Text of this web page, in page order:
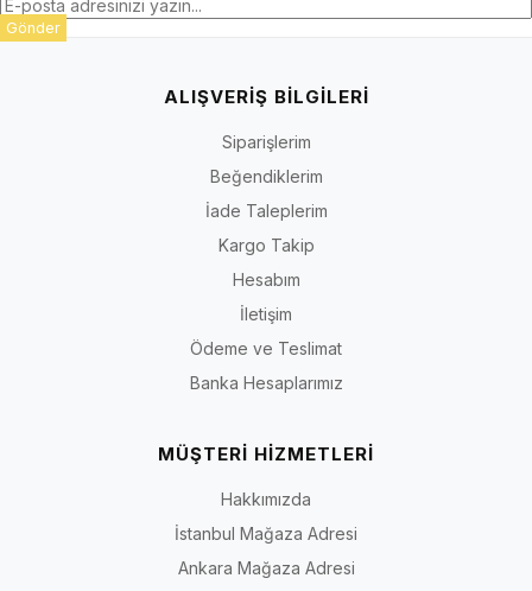
Gönder
ALIŞVERİŞ BİLGİLERİ
Siparişlerim
Beğendiklerim
İade Taleplerim
Kargo Takip
Hesabım
İletişim
Ödeme ve Teslimat
Banka Hesaplarımız
MÜŞTERİ HİZMETLERİ
Hakkımızda
İstanbul Mağaza Adresi
Ankara Mağaza Adresi